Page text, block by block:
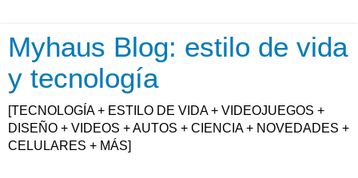
Myhaus Blog: estilo de vida
y tecnología
[TECNOLOGÍA + ESTILO DE VIDA + VIDEOJUEGOS +
DISEÑO + VIDEOS + AUTOS + CIENCIA + NOVEDADES +
CELULARES + MÁS]